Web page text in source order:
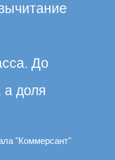
До
а доля
"Коммерсант"